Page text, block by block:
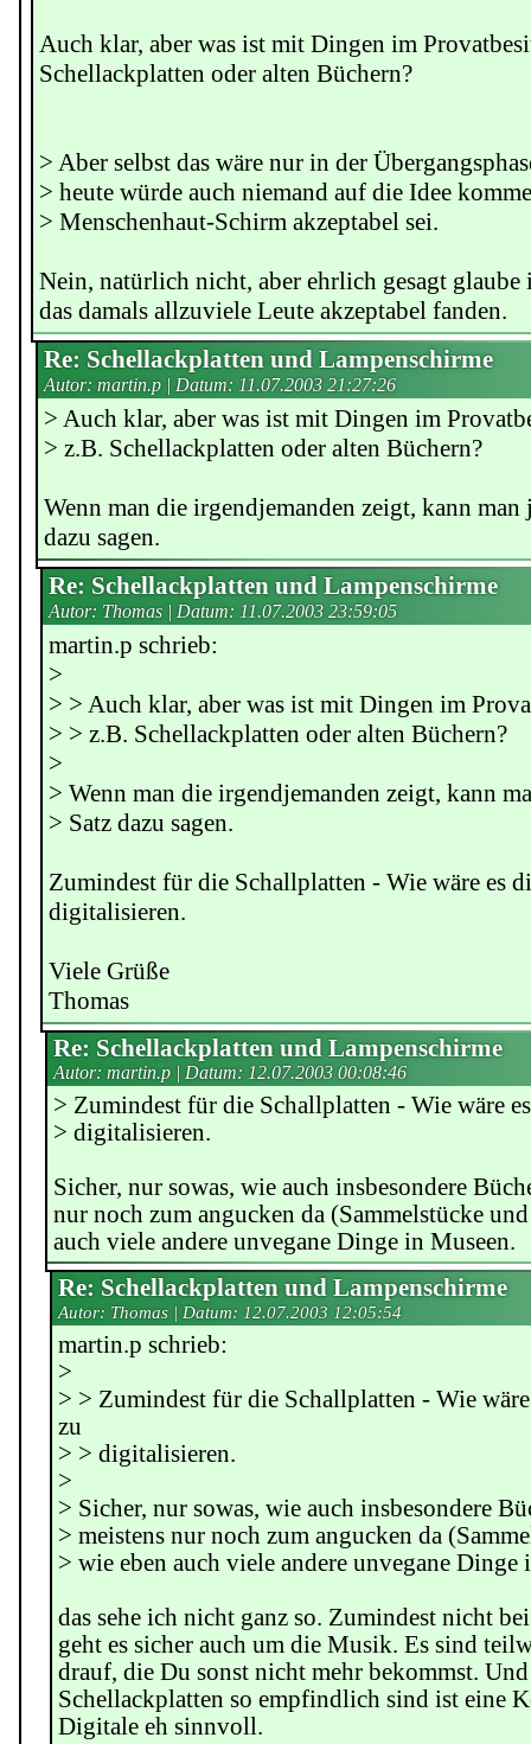
Auch klar, aber was ist mit Dingen im
Schellackplatten oder alten Büchern?
> Aber selbst das wäre nur in der
> heute würde auch niemand auf die Idee
> Menschenhaut-Schirm akzeptabel sei.
Nein, natürlich nicht, aber ehrlich gesagt glaube
das damals allzuviele Leute akzeptabel fanden.
Re: Schellackplatten und Lampenschirme
Autor: martin.p | Datum: 11.07.2003 21:27:26
> Auch klar, aber was ist mit Dingen im
> z.B. Schellackplatten oder alten Büchern?
Wenn man die irgendjemanden zeigt, kann man
dazu sagen.
Re: Schellackplatten und Lampenschirme
Autor: Thomas | Datum: 11.07.2003 23:59:05
martin.p schrieb:
>
> > Auch klar, aber was ist mit Dingen im
> > z.B. Schellackplatten oder alten Büchern?
>
> Wenn man die irgendjemanden zeigt, kann
> Satz dazu sagen.
Zumindest für die Schallplatten - Wie wäre es
digitalisieren.
Viele Grüße
Thomas
Re: Schellackplatten und Lampenschirme
Autor: martin.p | Datum: 12.07.2003 00:08:46
> Zumindest für die Schallplatten - Wie wäre
> digitalisieren.
Sicher, nur sowas, wie auch insbesondere
nur noch zum angucken da (Sammelstücke
auch viele andere unvegane Dinge in Museen.
Re: Schellackplatten und Lampenschirme
Autor: Thomas | Datum: 12.07.2003 12:05:54
martin.p schrieb:
>
> > Zumindest für die Schallplatten - Wie
zu
> > digitalisieren.
>
> Sicher, nur sowas, wie auch insbesondere
> meistens nur noch zum angucken da
> wie eben auch viele andere unvegane Dinge
das sehe ich nicht ganz so. Zumindest nicht
geht es sicher auch um die Musik. Es sind
drauf, die Du sonst nicht mehr bekommst. Und
Schellackplatten so empfindlich sind ist eine
Digitale eh sinnvoll.